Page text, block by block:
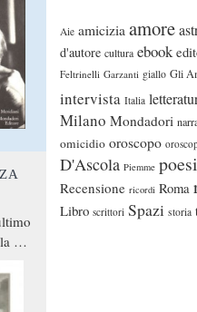
Aie amicizia amore
d'autore cultura ebook
Feltrinelli Garzanti giallo Gli
intervista Italia
Milano Mondadori
omicidio oroscopo
D'Ascola Piemme
Recensione ricordi Roma
Libro scrittori Spazi storia
a